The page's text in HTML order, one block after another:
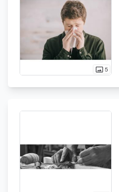
photo_size_select_actual5